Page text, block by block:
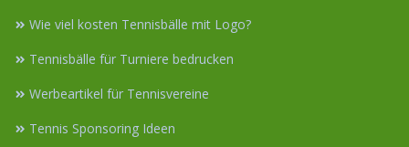
Wie viel kosten Tennisbälle mit Logo?
Tennisbälle für Turniere bedrucken
Werbeartikel für Tennisvereine
Tennis Sponsoring Ideen